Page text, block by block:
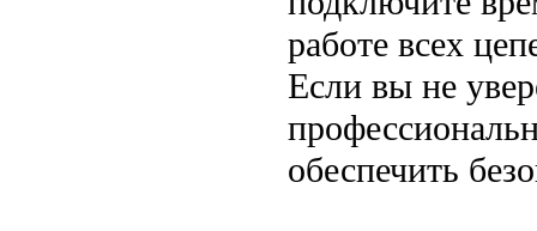
работе всех
Если вы не
обеспечить